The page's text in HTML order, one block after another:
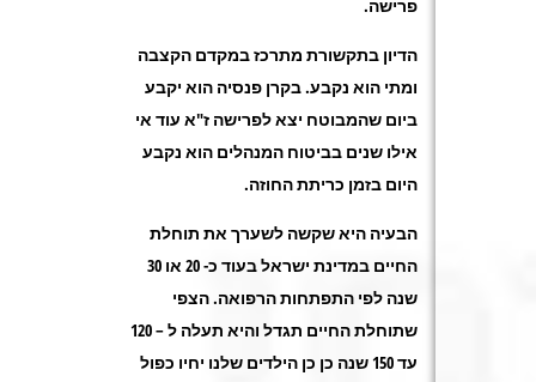
פרישה.
הדיון בתקשורת מתרכז במקדם הקצבה
ומתי הוא נקבע. בקרן פנסיה הוא יקבע
ביום שהמבוטח יצא לפרישה ז"א עוד אי
אילו שנים בביטוח המנהלים הוא נקבע
היום בזמן כריתת החוזה.
הבעיה היא שקשה לשערך את תוחלת
החיים במדינת ישראל בעוד כ- 20 או 30
שנה לפי התפתחות הרפואה. הצפי
שתוחלת החיים תגדל והיא תעלה ל – 120
עד 150 שנה כן כן הילדים שלנו יחיו כפול